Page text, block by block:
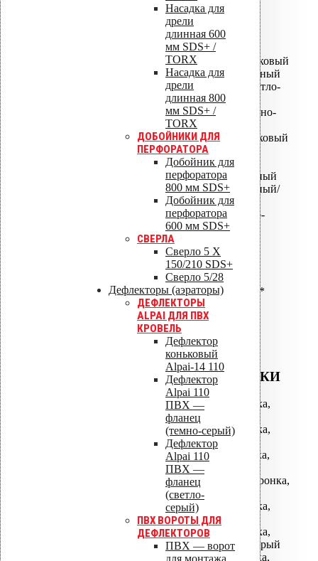
Насадка для
дрели
длинная 600
мм SDS+ /
TORX
Насадка для
дрели
длинная 800
мм SDS+ /
TORX
ДОБОЙНИКИ ДЛЯ
ПЕРФОРАТОРА
Добойник для
перфоратора
800 мм SDS+
Добойник для
перфоратора
600 мм SDS+
СВЕРЛА
Сверло 5 X
150/210 SDS+
Сверло 5/28
Дефлекторы (аэраторы)
ДЕФЛЕКТОРЫ
ALPAI ДЛЯ ПВХ
КРОВЕЛЬ
Дефлектор
коньковый
Alpai-14 110
Дефлектор
Alpai 110
ПВХ —
фланец
(темно-серый)
Дефлектор
Alpai 110
ПВХ —
фланец
(светло-
серый)
ПВХ ВОРОТЫ ДЛЯ
ДЕФЛЕКТОРОВ
ПВХ — ворот
для монтажа
ALIPAI ДЕФЛЕКТОРЫ
ALIPAI-075 дефлектор
ALIPAI-075 дефлектор коньковый
ALIPAI-110 дефлектор - Черный
ALIPAI-110 дефлектор - Светло-
ALIPAI-110 дефлектор - Темно-
ALIPAI-110 дефлектор коньковый
ALIPAI-14 110 дефлектор
коньковый
ALIPAI-110 дефлектор скатный
ALIPAI-110 дефлектор скатный/
пологий
ALIPAI ПВХ -Ворот Светло-
ALIPAI ПВХ -Ворот Темно-
ALIPAI-160 дефлектор*
ALIPAI-160/620 дефлектор*
ALIPAI-160/1000 дефлектор*
ALIPAI-160 дефлектор
коньковый*
ВОДОСТОЧНЫЕ ВОРОНКИ
АМ-050 водосточная воронка,
фланец битум
АМ-075 водосточная воронка,
фланец битум
АМ-110 водосточная воронка,
фланец битум
АМ-110/630 водосточная воронка,
фланец битум
АМ-160 водосточная воронка,
фланец битум
АМ-160 водосточная воронка,
фланец Алкорплан темно-серый
АМ-110 водосточная воронка,